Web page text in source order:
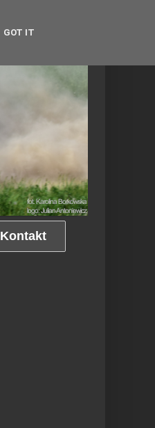
Kontakt
GOT IT